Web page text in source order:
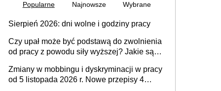
Popularne Najnowsze Wybrane
Sierpień 2026: dni wolne i godziny pracy
Czy upał może być podstawą do zwolnienia
od pracy z powodu siły wyższej? Jakie są
Zmiany w mobbingu i dyskryminacji w pracy
od 5 listopada 2026 r. Nowe przepisy 4